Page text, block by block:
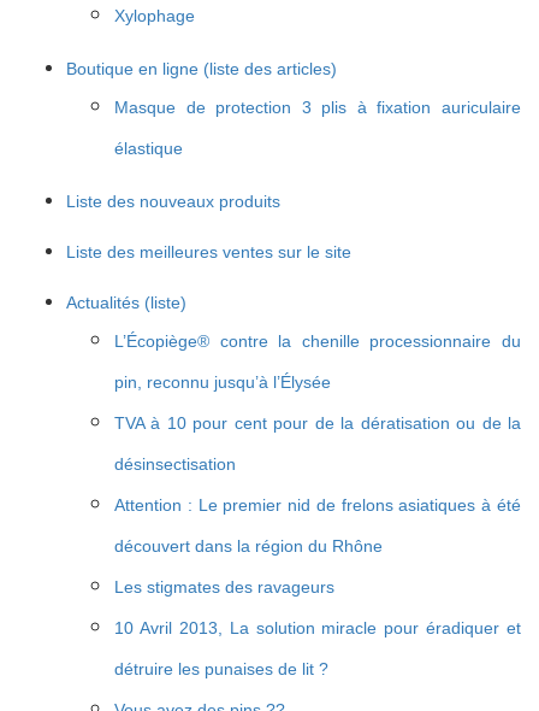
Xylophage
Boutique en ligne (liste des articles)
Masque de protection 3 plis à fixation auriculaire
élastique
Liste des nouveaux produits
Liste des meilleures ventes sur le site
Actualités (liste)
L’Écopiège® contre la chenille processionnaire du
pin, reconnu jusqu’à l’Élysée
TVA à 10 pour cent pour de la dératisation ou de la
désinsectisation
Attention : Le premier nid de frelons asiatiques à été
découvert dans la région du Rhône
Les stigmates des ravageurs
10 Avril 2013, La solution miracle pour éradiquer et
détruire les punaises de lit ?